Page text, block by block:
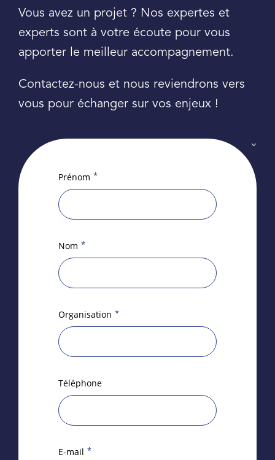
Vous avez un projet ? Nos expertes et
experts sont à votre écoute pour vous
apporter le meilleur accompagnement.
Contactez-nous et nous reviendrons vers
vous pour échanger sur vos enjeux !
Prénom *
Nom *
Organisation *
Téléphone
E-mail *